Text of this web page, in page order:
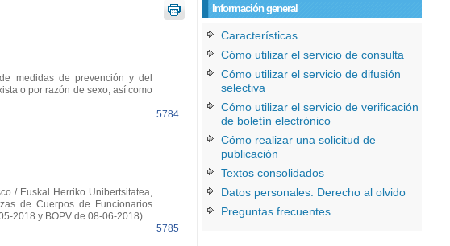
medidas de prevención y del
o por razón de sexo, así como
5784
/ Euskal Herriko Unibertsitatea,
de Cuerpos de Funcionarios
2018 y BOPV de 08-06-2018).
5785
Información general
Características
Cómo utilizar el servicio de consulta
Cómo utilizar el servicio de difusión
selectiva
Cómo utilizar el servicio de verificación
de boletín electrónico
Cómo realizar una solicitud de
publicación
Textos consolidados
Datos personales. Derecho al olvido
Preguntas frecuentes